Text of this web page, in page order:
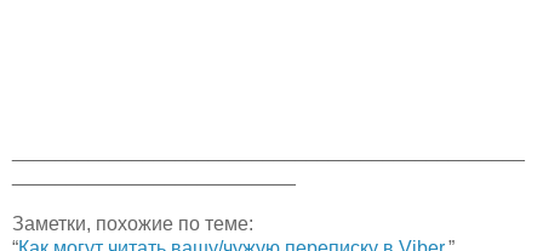
Заметки, похожие по теме: